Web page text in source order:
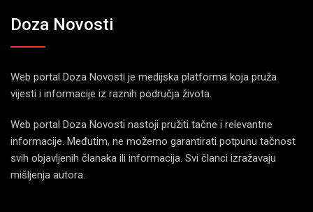
Doza Novosti
Web portal Doza Novosti je medijska platforma koja pruža
vijesti i informacije iz raznih područja života.
Web portal Doza Novosti nastoji pružiti tačne i relevantne
informacije. Međutim, ne možemo garantirati potpunu tačnost
svih objavljenih članaka ili informacija. Svi članci izražavaju
mišljenja autora.